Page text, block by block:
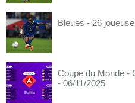
Bleues - 26
Coupe du Monde -
- 06/11/2025